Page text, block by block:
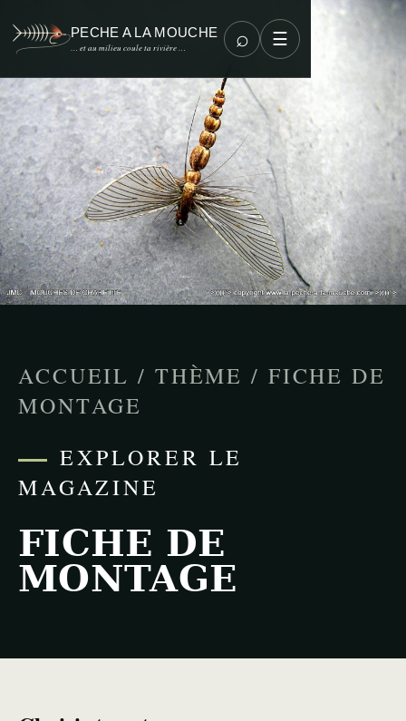
PECHE A LA MOUCHE
… et au milieu coule ta rivière … ⌕ ☰
ACCUEIL / THÈME / FICHE DE
MONTAGE
EXPLORER LE
MAGAZINE
FICHE DE
MONTAGE